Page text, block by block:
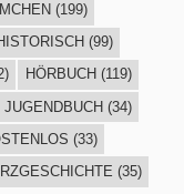
(199)
(99)
HÖRBUCH (119)
JUGENDBUCH(34)
(33)
(35)